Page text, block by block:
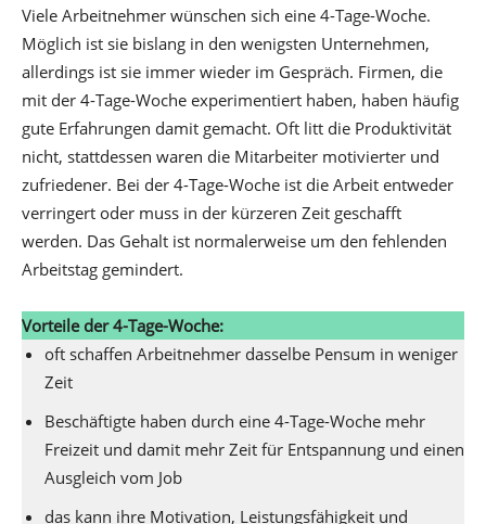
Viele Arbeitnehmer wünschen sich eine 4-Tage-Woche.
Möglich ist sie bislang in den wenigsten Unternehmen,
allerdings ist sie immer wieder im Gespräch. Firmen, die
mit der 4-Tage-Woche experimentiert haben, haben häufig
gute Erfahrungen damit gemacht. Oft litt die Produktivität
nicht, stattdessen waren die Mitarbeiter motivierter und
zufriedener. Bei der 4-Tage-Woche ist die Arbeit entweder
verringert oder muss in der kürzeren Zeit geschafft
werden. Das Gehalt ist normalerweise um den fehlenden
Arbeitstag gemindert.
Vorteile der 4-Tage-Woche:
oft schaffen Arbeitnehmer dasselbe Pensum in weniger
Zeit
Beschäftigte haben durch eine 4-Tage-Woche mehr
Freizeit und damit mehr Zeit für Entspannung und einen
Ausgleich vom Job
das kann ihre Motivation, Leistungsfähigkeit und